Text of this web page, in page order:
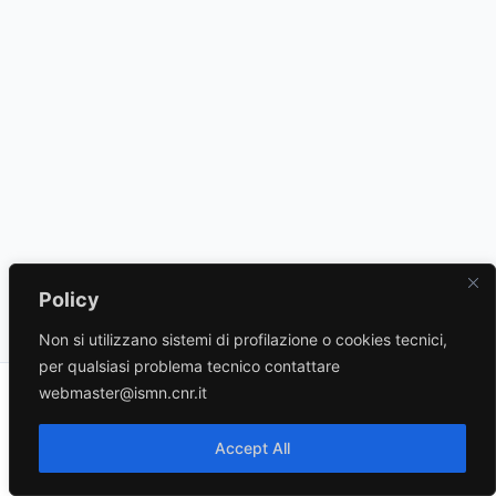
Policy
Non si utilizzano sistemi di profilazione o cookies tecnici,
per qualsiasi problema tecnico contattare
webmaster@ismn.cnr.it
Accept All
Copyright © 2026 | Powered by